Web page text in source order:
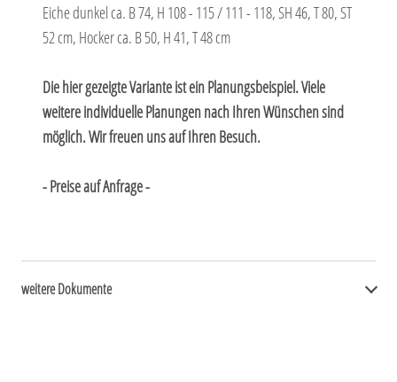
Eiche dunkel ca. B 74, H 108 - 115 / 111 - 118, SH 46, T 80, ST
52 cm, Hocker ca. B 50, H 41, T 48 cm
Die hier gezeigte Variante ist ein Planungsbeispiel. Viele
weitere individuelle Planungen nach Ihren Wünschen sind
möglich. Wir freuen uns auf Ihren Besuch.
- Preise auf Anfrage -
weitere Dokumente